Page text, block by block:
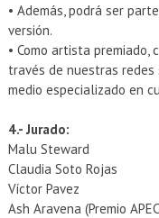
• Además, podrá ser
versión.
• Como artista
través de nuestras
medio especializado en
4.- Jurado:
Malu Steward
Claudia Soto Rojas
Víctor Pavez
Ash Aravena (Premio